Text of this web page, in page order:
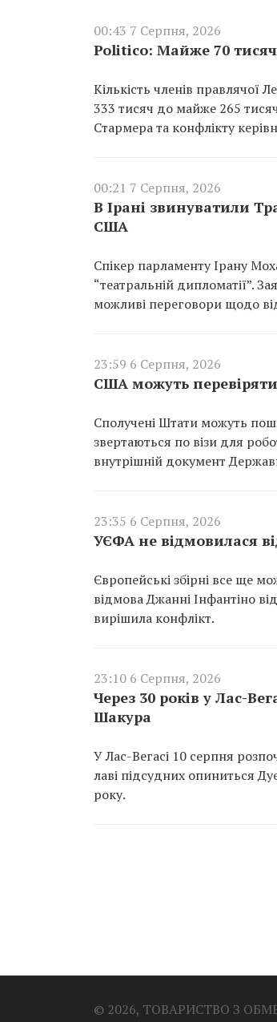
00:43 7 Серпня, 2026
Politico: Майже 70
Кількість членів правлячої
333 тисяч до майже 265
Стармера та конфлікту
00:21 7 Серпня, 2026
В Ірані звинуватили
США
Спікер парламенту Ірану
“театральній дипломатії”.
можливі переговори щодо
23:59 6 Серпня, 2026
США можуть
Сполучені Штати можуть
звертаються по візи для
внутрішній документ
23:35 6 Серпня, 2026
УЄФА не відмовилася
Європейські збірні все ще
відмова Джанні Інфантіно
вирішила конфлікт.
23:10 6 Серпня, 2026
Через 30 років у Лас-
Шакура
У Лас-Вегасі 10 серпня
лаві підсудних опиниться
року.
© 2026, ТОВАРИСТВО З